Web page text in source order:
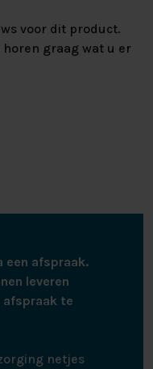
voor dit product.
graag wat u er
een afspraak.
leveren
afspraak te
netjes